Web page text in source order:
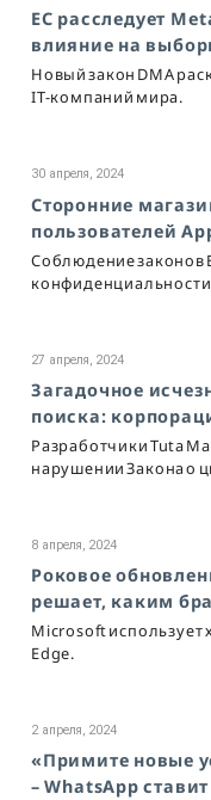
ЕС расследует
влияние на
Новый закон DMA
IT-компаний мира.
30 апреля, 2024
Сторонние
пользователей
Соблюдение законов
27 апреля, 2024
Загадочное
поиска:
Разработчики Tuta
нарушении Закона о
8 апреля, 2024
Роковое
решает, каким
Microsoft
Edge.
2 апреля, 2024
«Примите новые
– WhatsApp